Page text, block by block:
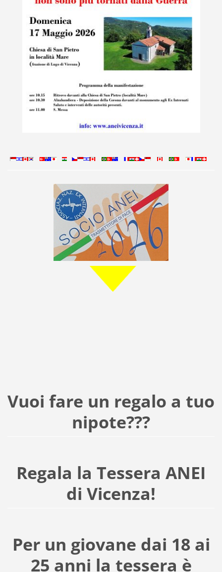
Vuoi fare un regalo a tuo
nipote???
Regala la Tessera ANEI
di Vicenza!
Per un giovane dai 18 ai
25 anni la tessera è